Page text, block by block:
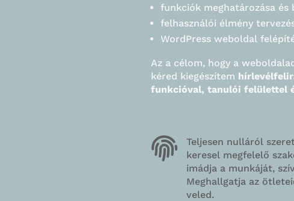
funkciók meghatározása és
felhasználói élmény
WordPress weboldal
Az a célom, hogy a
kéred kiegészítem
funkcióval, tanulói felülettel

Teljesen nulláról
keresel megfelelő
imádja a munkáját,
Meghallgatja az
veled.